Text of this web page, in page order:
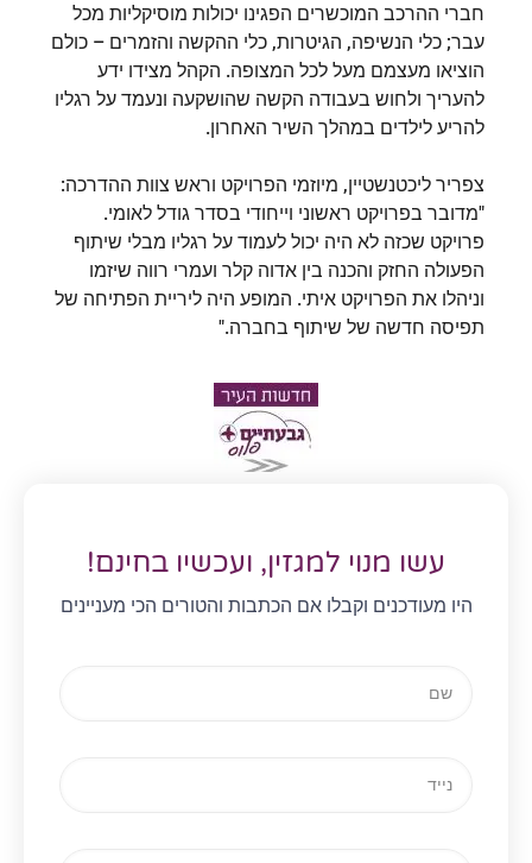
חברי ההרכב המוכשרים הפגינו יכולות מוסיקליות מכל
עבר; כלי הנשיפה, הגיטרות, כלי ההקשה והזמרים – כולם
הוציאו מעצמם מעל לכל המצופה. הקהל מצידו ידע
להעריך ולחוש בעבודה הקשה שהושקעה ונעמד על רגליו
להריע לילדים במהלך השיר האחרון.
צפריר ליכטנשטיין, מיוזמי הפרויקט וראש צוות ההדרכה:
"מדובר בפרויקט ראשוני וייחודי בסדר גודל לאומי.
פרויקט שכזה לא היה יכול לעמוד על רגליו מבלי שיתוף
הפעולה החזק והכנה בין אדוה קלר ועמרי רווה שיזמו
וניהלו את הפרויקט איתי. המופע היה ליריית הפתיחה של
תפיסה חדשה של שיתוף בחברה."
עשו מנוי למגזין, ועכשיו בחינם!
היו מעודכנים וקבלו אם הכתבות והטורים הכי מעניינים